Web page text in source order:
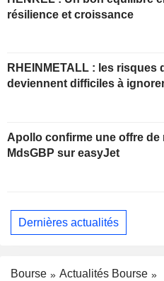
résilience et croissance
RHEINMETALL : les risques d'exécution
deviennent difficiles à
Apollo confirme une offre de
MdsGBP sur easyJet
Dernières actualités
Bourse
Actualités Bourse